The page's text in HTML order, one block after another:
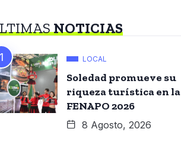
NOTICIAS
LOCAL
Soledad promueve su
riqueza turística en la
FENAPO 2026
8 Agosto, 2026